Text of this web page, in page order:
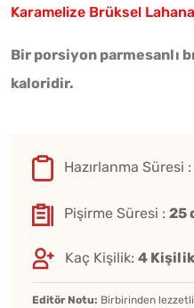
Karamelize Brüksel
Bir porsiyon parmesanlı
kaloridir.
Hazırlanma Süresi :
Pişirme Süresi : 25
Kaç Kişilik: 4 Kişilik
Editör Notu: Birbirinden